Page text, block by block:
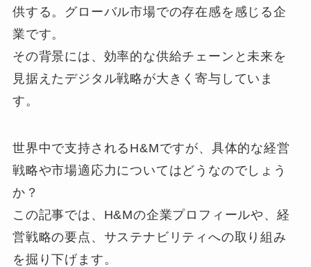
供する。グローバル市場での存在感を感じる企
業です。
その背景には、効率的な供給チェーンと未来を
見据えたデジタル戦略が大きく寄与していま
す。
世界中で支持されるH&Mですが、具体的な経営
戦略や市場適応力についてはどうなのでしょう
か？
この記事では、H&Mの企業プロフィールや、経
営戦略の要点、サステナビリティへの取り組み
を掘り下げます。